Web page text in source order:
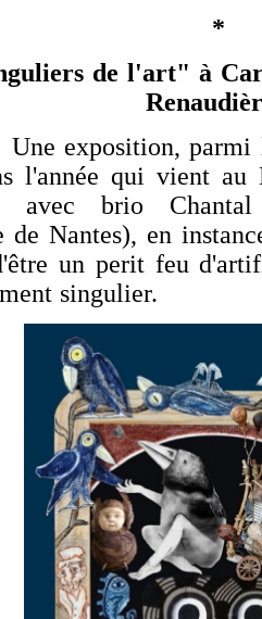
*
de l'art" à
exposition, parmi
l'année qui vient au
avec brio
de Nantes), en
un perit feu
singulier.